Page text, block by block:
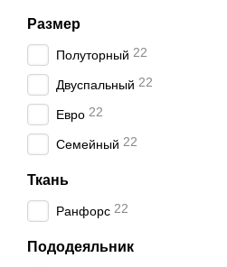
Размер
Полуторный 22
Двуспальный 22
Евро 22
Семейный 22
Ткань
Ранфорс 22
Пододеяльник